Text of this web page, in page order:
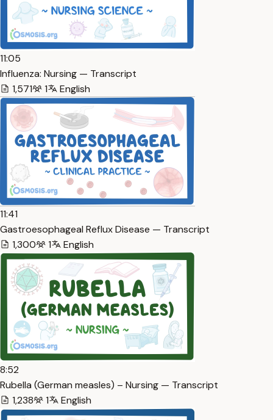
11:05
Influenza: Nursing — Transcript
1,571
1 English
11:41
Gastroesophageal Reflux Disease — Transcript
1,300
1 English
8:52
Rubella (German measles) – Nursing — Transcript
1,238
1 English